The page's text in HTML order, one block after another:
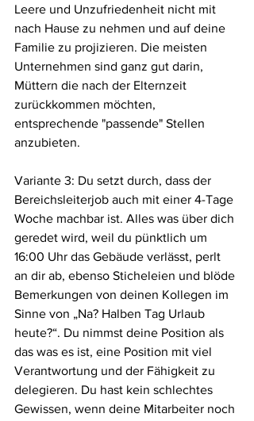
Leere und Unzufriedenheit nicht mit
nach Hause zu nehmen und auf deine
Familie zu projizieren. Die meisten
Unternehmen sind ganz gut darin,
Müttern die nach der Elternzeit
zurückkommen möchten,
entsprechende "passende" Stellen
anzubieten.
Variante 3: Du setzt durch, dass der
Bereichsleiterjob auch mit einer 4-Tage
Woche machbar ist. Alles was über dich
geredet wird, weil du pünktlich um
16:00 Uhr das Gebäude verlässt, perlt
an dir ab, ebenso Sticheleien und blöde
Bemerkungen von deinen Kollegen im
Sinne von „Na? Halben Tag Urlaub
heute?“. Du nimmst deine Position als
das was es ist, eine Position mit viel
Verantwortung und der Fähigkeit zu
delegieren. Du hast kein schlechtes
Gewissen, wenn deine Mitarbeiter noch